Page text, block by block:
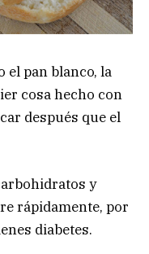
el pan blanco, la
cosa hecho con
después que el
y
rápidamente, por
diabetes.